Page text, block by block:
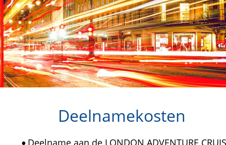
Deelnamekosten
•